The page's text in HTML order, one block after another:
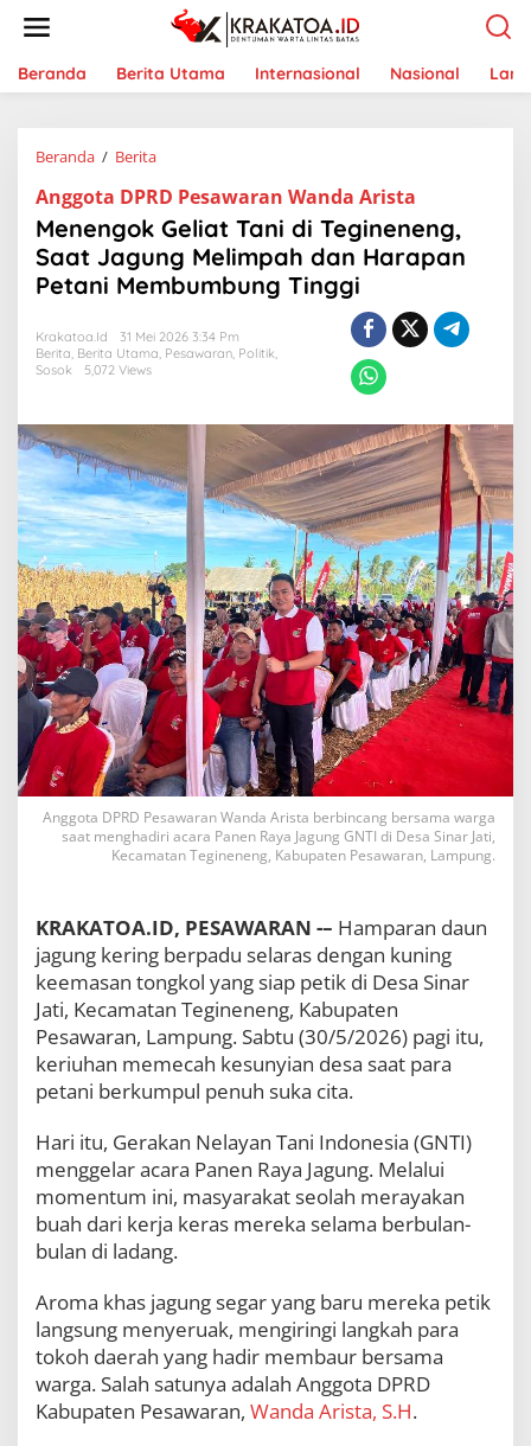
t
Beranda Berita Utama Internasional Nasional
Beranda / Berita
n
e
n
g
o
G
e
t
a
n
i
d
i
T
e
g
i
n
e
n
g
,
S
a
a
a
u
n
g
M
i
p
h
d
a
n
H
r
a
p
a
n
P
Anggota DPRD Pesawaran Wanda Arista
Menengok Geliat Tani di Tegineneng,
Saat Jagung Melimpah dan Harapan
Petani Membumbung Tinggi
Krakatoa.id
31 Mei 2026 3:34 Pm
Berita, Berita Utama, Pesawaran, Politik,
Sosok
5,072 Views
Anggota DPRD Pesawaran Wanda Arista berbincang bersama warga
saat menghadiri acara Panen Raya Jagung GNTI di Desa Sinar Jati,
Kecamatan Tegineneng, Kabupaten Pesawaran, Lampung.
KRAKATOA.ID, PESAWARAN -– Hamparan daun
jagung kering berpadu selaras dengan kuning
keemasan tongkol yang siap petik di Desa Sinar
Jati, Kecamatan Tegineneng, Kabupaten
Pesawaran, Lampung. Sabtu (30/5/2026) pagi itu,
keriuhan memecah kesunyian desa saat para
petani berkumpul penuh suka cita.
Hari itu, Gerakan Nelayan Tani Indonesia (GNTI)
menggelar acara Panen Raya Jagung. Melalui
momentum ini, masyarakat seolah merayakan
buah dari kerja keras mereka selama berbulan-
bulan di ladang.
Aroma khas jagung segar yang baru mereka petik
langsung menyeruak, mengiringi langkah para
tokoh daerah yang hadir membaur bersama
warga. Salah satunya adalah Anggota DPRD
Kabupaten Pesawaran, Wanda Arista, S.H.